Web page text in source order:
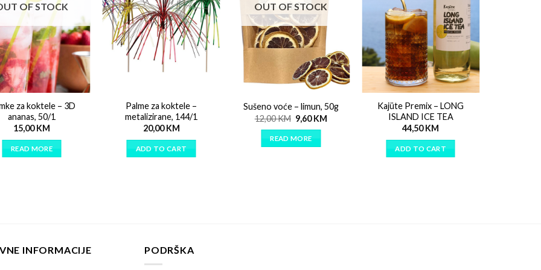
OF STOCK
za koktele – 3D
ananas, 50/1
15,00KM
READ MORE
Palme za koktele –
metalizirane, 144/1
20,00KM
ADD TO CART
OUT OF STOCK
Sušeno voće – limun, 50g
12,00KM 9,60KM
READ MORE
Kajüte Premix – LONG
ISLAND ICE TEA
44,50KM
ADD TO CART
INFORMACIJE PODRŠKA